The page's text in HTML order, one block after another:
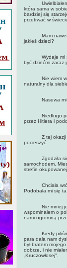
Uwielbiałem
która sama w
bardziej się
przetrwać w
Mam nawet
jakieś dzieci?
Wydaje mi się
być dziećmi zaraz
Nie wiem
naturalny dla
Nasuwa mi się
Niedługo po
przez Hitlera i
Z tej okazji
pocieszyć.
Zgodziła się
samochodem.
strefie
Chciała wrócić
Podobała mi się
Nie mniej
wspominałem o
nami ogromną
Kiedy piliśmy
para dała nam
był bratem
dobrze, i nie
„Kruczowłosej".